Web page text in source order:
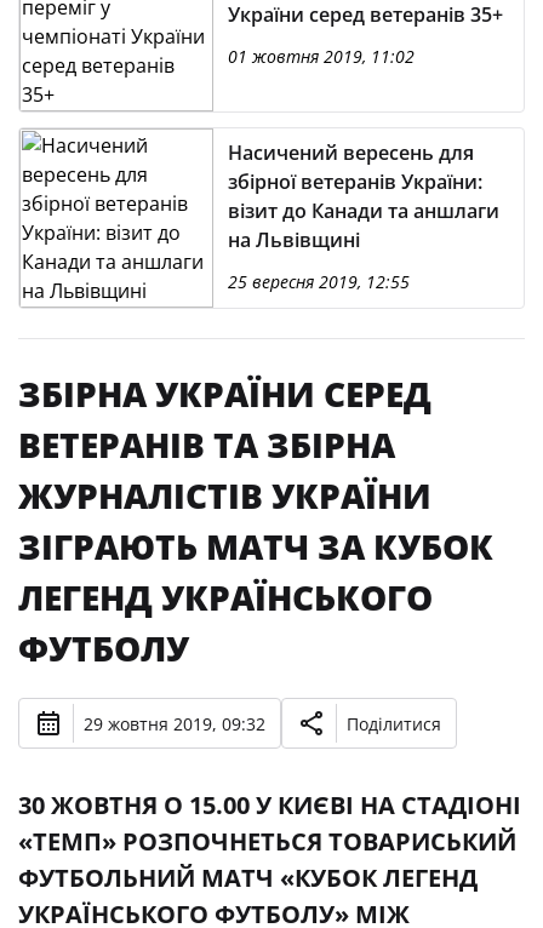
України серед ветеранів 35+
01 жовтня 2019, 11:02
Насичений вересень для
збірної ветеранів України:
візит до Канади та аншлаги
на Львівщині
25 вересня 2019, 12:55
ЗБІРНА УКРАЇНИ СЕРЕД
ВЕТЕРАНІВ ТА ЗБІРНА
ЖУРНАЛІСТІВ УКРАЇНИ
ЗІГРАЮТЬ МАТЧ ЗА КУБОК
ЛЕГЕНД УКРАЇНСЬКОГО
ФУТБОЛУ
29 жовтня 2019, 09:32 Поділитися
30 ЖОВТНЯ О 15.00 У КИЄВІ НА СТАДІОНІ
«ТЕМП» РОЗПОЧНЕТЬСЯ ТОВАРИСЬКИЙ
ФУТБОЛЬНИЙ МАТЧ «КУБОК ЛЕГЕНД
УКРАЇНСЬКОГО ФУТБОЛУ» МІЖ